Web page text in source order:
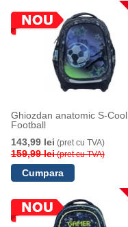
Ghiozdan anatomic S-Cool
Football
143,99 lei (pret cu TVA)
159,99 lei(pret cu TVA)